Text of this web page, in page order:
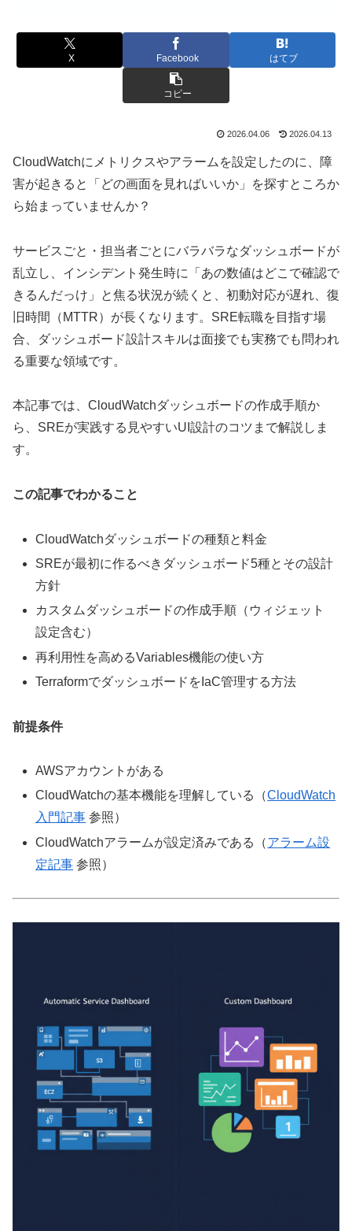
X Facebook はてブ
コピー
2026.04.06 2026.04.13
CloudWatchにメトリクスやアラームを設定したのに、障
害が起きると「どの画面を見ればいいか」を探すところか
ら始まっていませんか？
サービスごと・担当者ごとにバラバラなダッシュボードが
乱立し、インシデント発生時に「あの数値はどこで確認で
きるんだっけ」と焦る状況が続くと、初動対応が遅れ、復
旧時間（MTTR）が長くなります。SRE転職を目指す場
合、ダッシュボード設計スキルは面接でも実務でも問われ
る重要な領域です。
本記事では、CloudWatchダッシュボードの作成手順か
ら、SREが実践する見やすいUI設計のコツまで解説しま
す。
この記事でわかること
CloudWatchダッシュボードの種類と料金
SREが最初に作るべきダッシュボード5種とその設計
方針
カスタムダッシュボードの作成手順（ウィジェット
設定含む）
再利用性を高めるVariables機能の使い方
TerraformでダッシュボードをIaC管理する方法
前提条件
AWSアカウントがある
CloudWatchの基本機能を理解している（CloudWatch
入門記事 参照）
CloudWatchアラームが設定済みである（アラーム設
定記事 参照）